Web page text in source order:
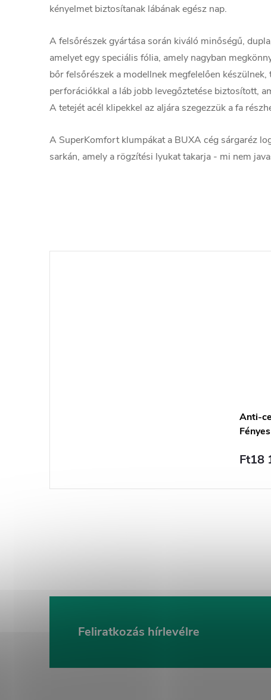
kényelmet biztosítanak lábának egész nap.
A felsőrészek gyártása során kiváló minőségű,
amelyet egy speciális fólia, amely nagyban
bőr felsőrészek a modellnek megfelelően
perforációkkal a láb jobb levegőztetése biztosított,
A tetejét acél klipekkel az aljára szegezzük a fa
A SuperKomfort klumpákat a BUXA cég sárgaréz
sarkán, amely a rögzítési lyukat takarja - mi nem
Anti-
Fényes
Ft18
Feliratkozás hírlevélre